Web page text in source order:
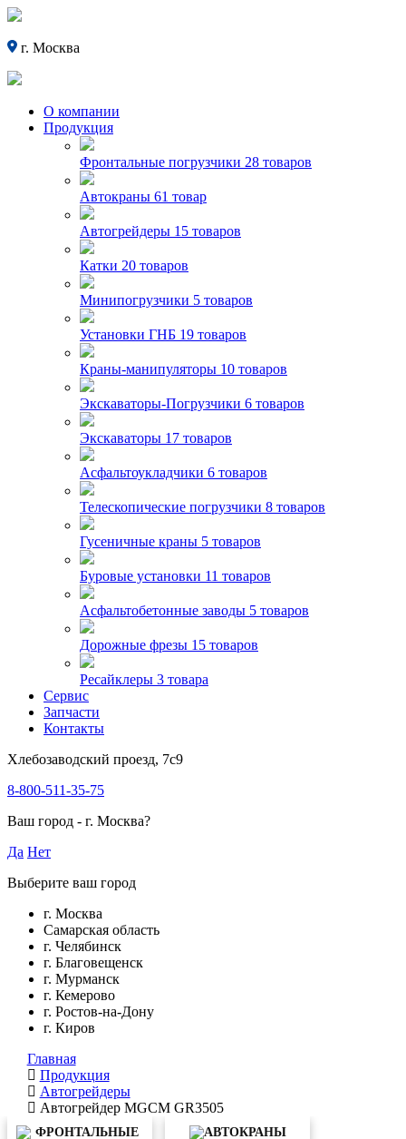
г. Москва
О компании
Продукция
Фронтальные погрузчики 28 товаров
Автокраны 61 товар
Автогрейдеры 15 товаров
Катки 20 товаров
Минипогрузчики 5 товаров
Установки ГНБ 19 товаров
Краны-манипуляторы 10 товаров
Экскаваторы-Погрузчики 6 товаров
Экскаваторы 17 товаров
Асфальтоукладчики 6 товаров
Телескопические погрузчики 8 товаров
Гусеничные краны 5 товаров
Буровые установки 11 товаров
Асфальтобетонные заводы 5 товаров
Дорожные фрезы 15 товаров
Ресайклеры 3 товара
Сервис
Запчасти
Контакты
Хлебозаводский проезд, 7с9
8-800-511-35-75
Ваш город - г. Москва?
Да Нет
Выберите ваш город
г. Москва
Самарская область
г. Челябинск
г. Благовещенск
г. Мурманск
г. Кемерово
г. Ростов-на-Дону
г. Киров
Главная
Продукция
Автогрейдеры
Автогрейдер MGCM GR3505